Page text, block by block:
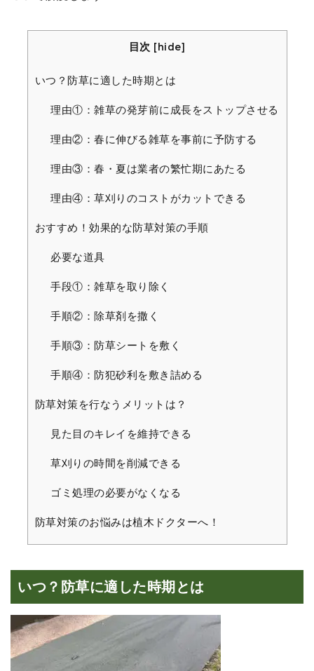
目次 [hide]
いつ？防草に適した時期とは
理由①：雑草の発芽前に成長をストップさせる
理由②：春に伸びる雑草を事前に予防する
理由③：春・夏は業者の繁忙期にあたる
理由④：草刈りのコストがカットできる
おすすめ！効果的な防草対策の手順
必要な道具
手段①：雑草を取り除く
手順②：除草剤を撒く
手順③：防草シートを敷く
手順④：防犯砂利を敷き詰める
防草対策を行なうメリットは？
見た目のキレイを維持できる
草刈りの時間を削減できる
ゴミ処理の必要がなくなる
防草対策のお悩みは植木ドクターへ！
いつ？防草に適した時期とは